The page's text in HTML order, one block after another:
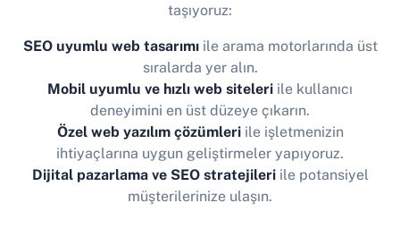
taşıyoruz:
SEO uyumlu web tasarımıile arama motorlarında üst
sıralarda yer alın.
Mobil uyumlu ve hızlı web siteleri ile kullanıcı
deneyimini en üst düzeye çıkarın.
Özel web yazılım çözümleriile işletmenizin
ihtiyaçlarına uygun geliştirmeler yapıyoruz.
Dijital pazarlama ve SEO stratejileriile potansiyel
müşterilerinize ulaşın.